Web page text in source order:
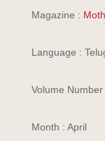
Magazine :
Language :
Volume Number
Month : April